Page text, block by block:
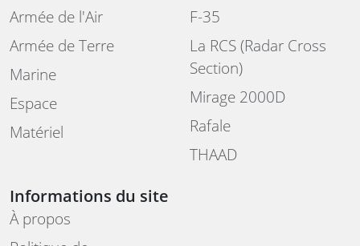
Armée de l'Air
Armée de Terre
Marine
Espace
Matériel
F-35
La RCS (Radar Cross
Section)
Mirage 2000D
Rafale
THAAD
Informations du site
À propos